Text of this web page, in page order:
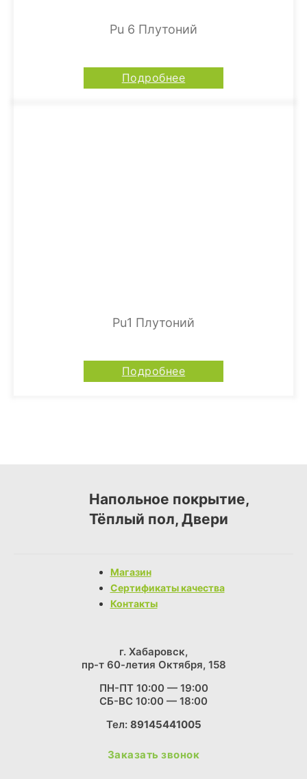
Pu 6 Плутоний
Подробнее
Pu1 Плутоний
Подробнее
Напольное покрытие,
Тёплый пол, Двери
Магазин
Сертификаты качества
Контакты
г. Хабаровск,
пр-т 60-летия Октября, 158
ПН-ПТ 10:00 — 19:00
СБ-ВС 10:00 — 18:00
Тел: 89145441005
Заказать звонок